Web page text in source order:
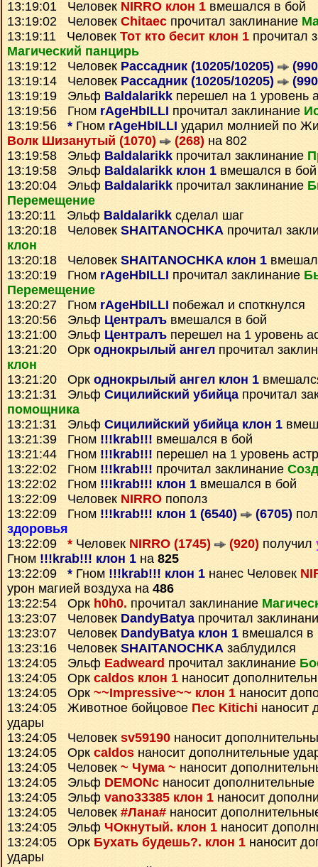
13:19:01 Человек NIRRO клон 1 вмешался в бой
13:19:02 Человек Chitaec прочитал заклинание
13:19:11 Человек Тот кто бесит клон 1 прочитал
Магический панцирь
13:19:12 Человек Рассадник (10205/10205)
13:19:14 Человек Рассадник (10205/10205)
13:19:19 Эльф Baldalarikk перешел на 1 уровень
13:19:56 Гном rAgeHbILLI прочитал заклинание
13:19:56 * Гном rAgeHbILLI ударил молнией по
Волк Шизанутый (1070)
(268) на 802
13:19:58 Эльф Baldalarikk прочитал заклинание
13:19:58 Эльф Baldalarikk клон 1 вмешался в бой
13:20:04 Эльф Baldalarikk прочитал заклинание
Перемещение
13:20:11 Эльф Baldalarikk сделал шаг
13:20:18 Человек SHAITANOCHKA прочитал
клон
13:20:18 Человек SHAITANOCHKA клон 1
13:20:19 Гном rAgeHbILLI прочитал заклинание
Перемещение
13:20:27 Гном rAgeHbILLI побежал и споткнулся
13:20:56 Эльф Централъ вмешался в бой
13:21:00 Эльф Централъ перешел на 1 уровень
13:21:20 Орк однокрылый ангел прочитал
клон
13:21:20 Орк однокрылый ангел клон 1
13:21:31 Эльф Сицилийский убийцапрочитал
помощника
13:21:31 Эльф Сицилийский убийца клон 1
13:21:39 Гном !!!krab!!! вмешался в бой
13:21:44 Гном !!!krab!!! перешел на 1 уровень
13:22:02 Гном !!!krab!!! прочитал заклинание
13:22:02 Гном !!!krab!!! клон 1 вмешался в бой
13:22:09 Человек NIRRO пополз
13:22:09 Гном !!!krab!!! клон 1 (6540) (6705)
здоровья
13:22:09 * Человек NIRRO (1745) (920) получил
Гном !!!krab!!! клон 1 на 825
13:22:09 * Гном !!!krab!!! клон 1 нанес Человек
урон магией воздуха на 486
13:22:54 Орк h0h0. прочитал заклинание
13:23:07 Человек DandyBatyaпрочитал
13:23:07 Человек DandyBatya клон 1 вмешался в
13:23:16 Человек SHAITANOCHKA заблудился
13:24:05 Эльф Eadweard прочитал заклинание
13:24:05 Орк caldos клон 1 наносит
13:24:05 Орк ~~Impressive~~ клон 1 наносит
13:24:05 Животное бойцовое Пес Kitichi наносит
удары
13:24:05 Человек sv59190 наносит
13:24:05 Орк caldos наносит дополнительные
13:24:05 Человек ~ Чума ~ наносит
13:24:05 Эльф DEMONc наносит
13:24:05 Эльф vano33385 клон 1 наносит
13:24:05 Человек #Лана# наносит
13:24:05 Эльф ЧОкнутый. клон 1 наносит
13:24:05 Орк Бухать будешь?. клон 1 наносит
удары